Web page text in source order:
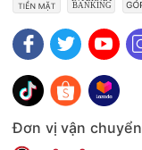
Đơn vị vận chuyển